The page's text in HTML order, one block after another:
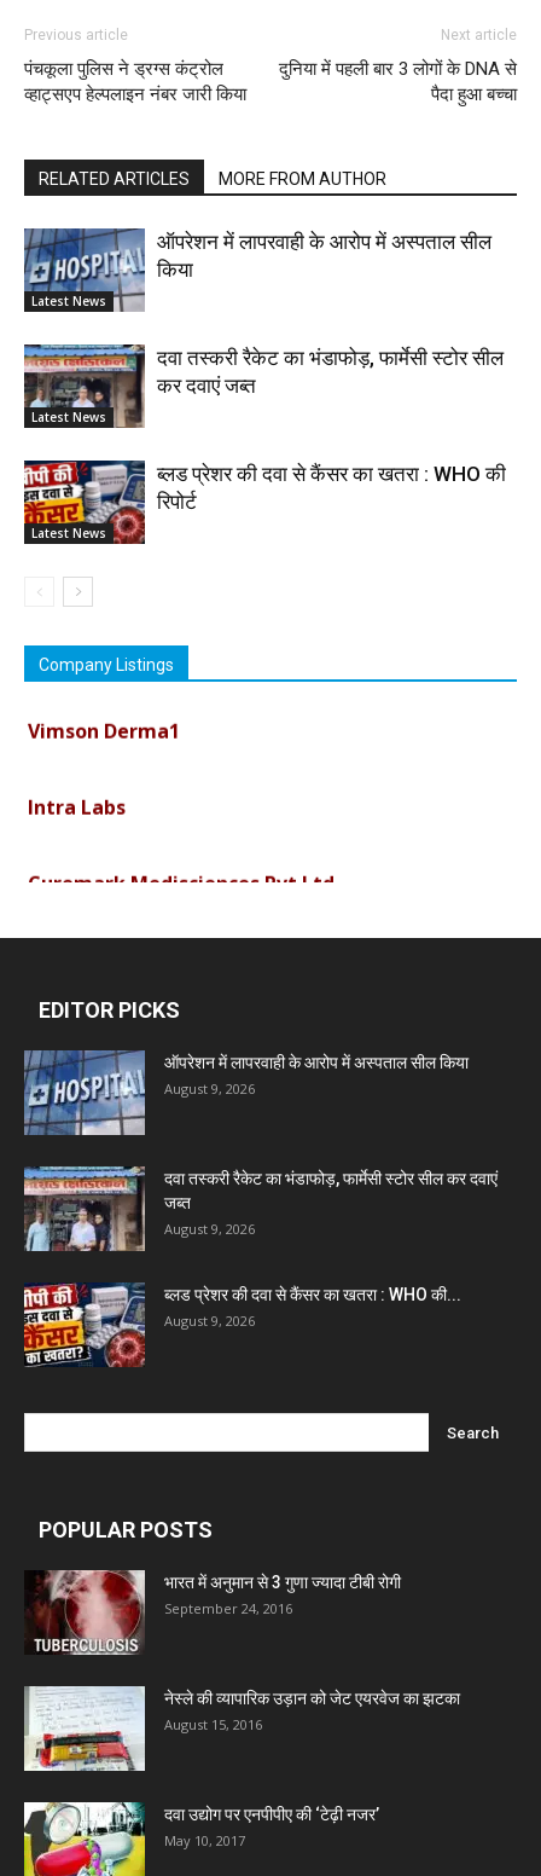
Previous article
पंचकूला पुलिस ने ड्रग्स कंट्रोल
व्हाट्सएप हेल्पलाइन नंबर जारी किया
Next article
दुनिया में पहली बार 3 लोगों के DNA से
पैदा हुआ बच्चा
RELATED ARTICLES MORE FROM AUTHOR
Latest News
ऑपरेशन में लापरवाही के आरोप में अस्पताल सील
किया
Latest News
दवा तस्करी रैकेट का भंडाफोड़, फार्मेसी स्टोर सील
कर दवाएं जब्त
Latest News
ब्लड प्रेशर की दवा से कैंसर का खतरा : WHO की
रिपोर्ट
Company Listings
Vimson Derma1
Intra Labs
Curemark Medisciences Pvt Ltd
Dava India
Invision Pharma Limited
Ben Pharmaceuticals
Marxx Pharma
Mcneil & Argus Pharmaceuticals Limited
Admac Group Companies
Deep Shree Pharmaceuticals
Digital Vision
EDITOR PICKS
ऑपरेशन में लापरवाही के आरोप में अस्पताल सील किया
August 9, 2026
दवा तस्करी रैकेट का भंडाफोड़, फार्मेसी स्टोर सील कर दवाएं
जब्त
August 9, 2026
ब्लड प्रेशर की दवा से कैंसर का खतरा : WHO की...
August 9, 2026
POPULAR POSTS
भारत में अनुमान से 3 गुणा ज्यादा टीबी रोगी
September 24, 2016
नेस्ले की व्यापारिक उड़ान को जेट एयरवेज का झटका
August 15, 2016
दवा उद्योग पर एनपीपीए की ‘टेढ़ी नजर’
May 10, 2017